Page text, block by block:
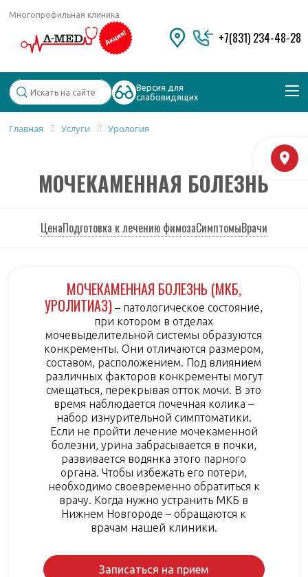
Многопрофильная клиника
Версия для
слабовидящих
+7(831) 234-48-28
Дерматолог
Косметология
Главная Услуги Урология
МОЧЕКАМЕННАЯ БОЛЕЗНЬ
ЦенаПодготовка к лечению фимозаСимптомыВрачи
МОЧЕКАМЕННАЯ БОЛЕЗНЬ (МКБ,
УРОЛИТИАЗ) – патологическое состояние,
при котором в отделах
мочевыделительной системы образуются
конкременты. Они отличаются размером,
составом, расположением. Под влиянием
различных факторов конкременты могут
смещаться, перекрывая отток мочи. В это
время наблюдается почечная колика –
набор изнурительной симптоматики.
Если не пройти лечение мочекаменной
болезни, урина забрасывается в почки,
развивается водянка этого парного
органа. Чтобы избежать его потери,
необходимо своевременно обратиться к
врачу. Когда нужно устранить МКБ в
Нижнем Новгороде – обращаются к
врачам нашей клиники.
Записаться на прием